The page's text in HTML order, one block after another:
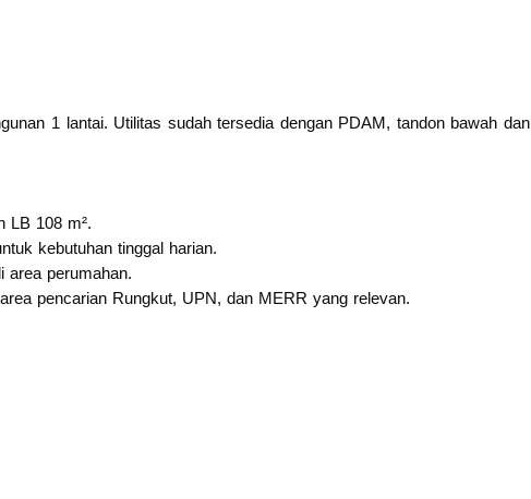
1 lantai. Utilitas sudah tersedia dengan PDAM, tandon bawah dan
LB 108 m².
kebutuhan tinggal harian.
area perumahan.
pencarian Rungkut, UPN, dan MERR yang relevan.